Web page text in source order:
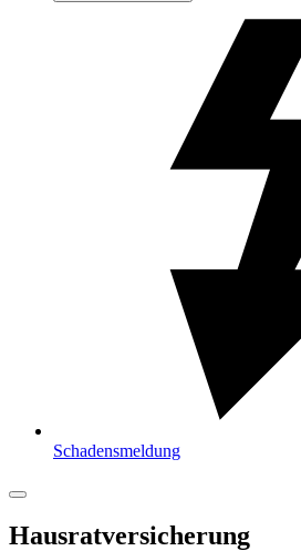
Schadensmeldung
Hausratversicherung